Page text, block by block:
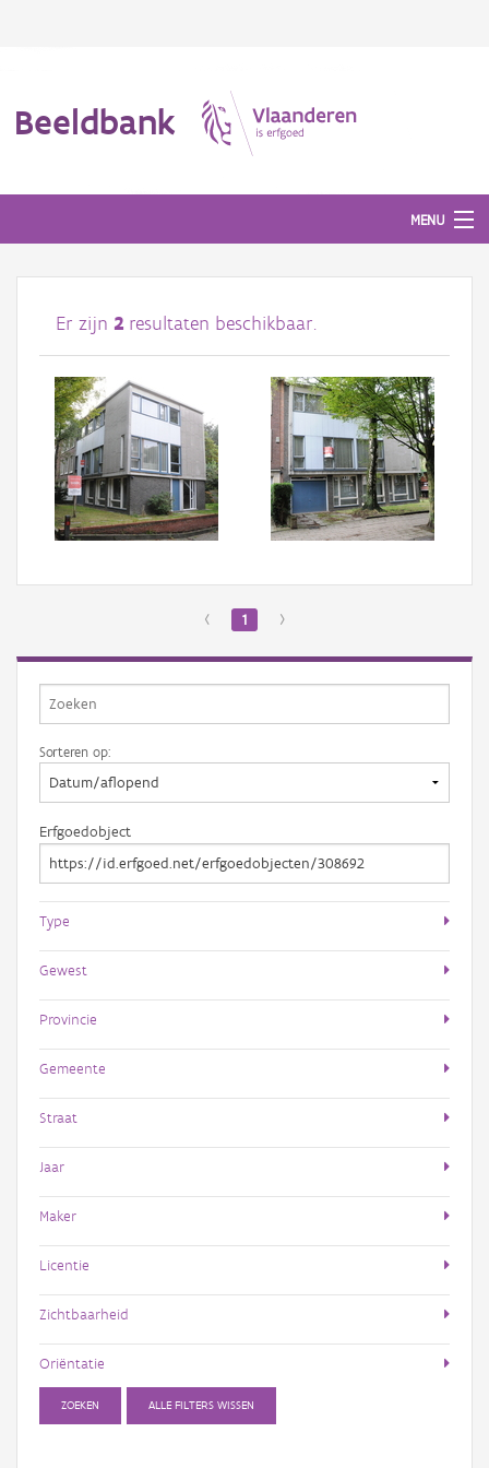
Beeldbank
MENU
Afbeeldingen
#BeeldIndeKijker
Hergebruik
Over ons
Aanmelden
Er zijn 2 resultaten beschikbaar.
‹ 1 ›
Sorteren op:
Erfgoedobject
Type
Gewest
Provincie
Gemeente
Straat
Jaar
Maker
Licentie
Zichtbaarheid
Oriëntatie
ZOEKEN ALLE FILTERS WISSEN